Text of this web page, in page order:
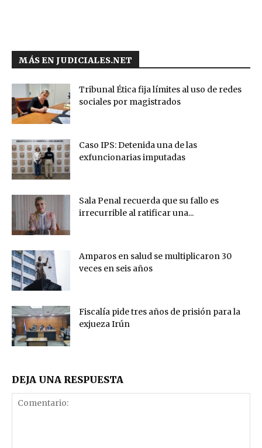
MÁS EN JUDICIALES.NET
Tribunal Ética fija límites al uso de redes
sociales por magistrados
Caso IPS: Detenida una de las
exfuncionarias imputadas
Sala Penal recuerda que su fallo es
irrecurrible al ratificar una...
Amparos en salud se multiplicaron 30
veces en seis años
Fiscalía pide tres años de prisión para la
exjueza Irún
DEJA UNA RESPUESTA